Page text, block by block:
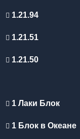
1.21.94
1.21.51
1.21.50
1 Лаки Блок
1 Блок в Океане